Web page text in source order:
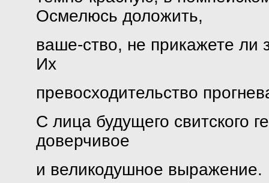
Осмелюсь доложить,
ваше-ство, не прикажете ли
Их
превосходительство
С лица будущего свитского
доверчивое
и великодушное выражение.